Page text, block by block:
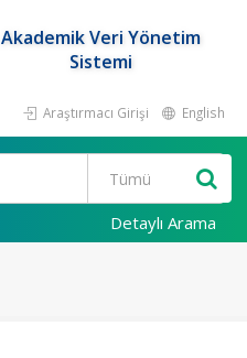
Akademik Veri Yönetim
Sistemi
Araştırmacı Girişi English
Detaylı Arama